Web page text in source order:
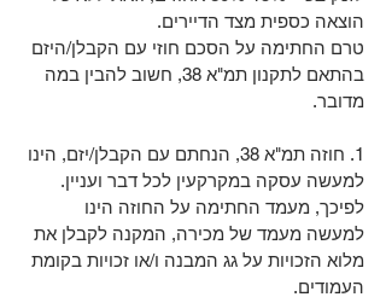
הוצאה כספית מצד הדיירים.
טרם החתימה על הסכם חוזי עם הקבלן/היזם
בהתאם לתקנון תמ"א 38, חשוב להבין במה
מדובר.
1. חוזה תמ"א 38, הנחתם עם הקבלן/יזם, הינו
למעשה עסקה במקרקעין לכל דבר ועניין.
לפיכך, מעמד החתימה על החוזה הינו
למעשה מעמד של מכירה, המקנה לקבלן את
מלוא הזכויות על גג המבנה ו/או זכויות בקומת
העמודים.